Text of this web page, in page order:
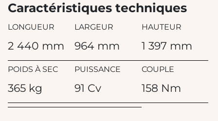
Caractéristiques techniques
LONGUEUR
2 440 mm
LARGEUR
964 mm
HAUTEUR
1 397 mm
POIDS À SEC
365 kg
PUISSANCE
91 Cv
COUPLE
158 Nm